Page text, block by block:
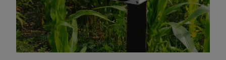
Légy
viszonteladó!